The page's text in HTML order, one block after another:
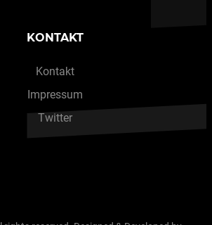
KONTAKT
Kontakt
Impressum
Twitter